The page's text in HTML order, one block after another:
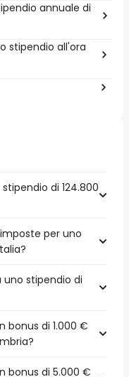
annuale di
stipendio all'ora
di 124.800
per uno
stipendio di
bonus di 1.000 €
bonus di 5.000 €